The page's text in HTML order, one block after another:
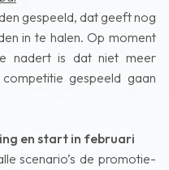
gespeeld, dat geeft nog
in te halen. Op moment
nadert is dat niet meer
gespeeld gaan
en start in februari
scenario’s de promotie-